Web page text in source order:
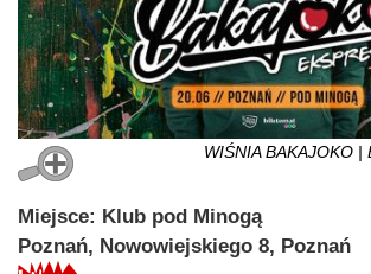
WIŚNIA BAKAJOKO |
Miejsce: Klub pod Minogą
Poznań, Nowowiejskiego 8, Poznań